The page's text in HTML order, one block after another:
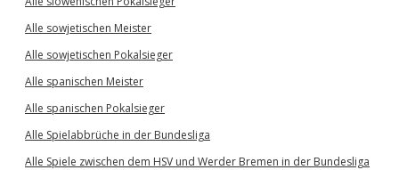
Alle sowjetischen Meister
Alle sowjetischen Pokalsieger
Alle spanischen Meister
Alle spanischen Pokalsieger
Alle Spielabbrüche in der Bundesliga
Alle Spiele zwischen dem HSV und Werder Bremen in der Bundesliga